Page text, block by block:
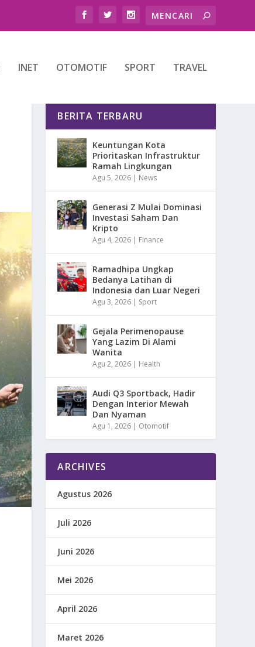
INET OTOMOTIF SPORT TRAVEL
BERITA TERBARU
Keuntungan Kota
Prioritaskan Infrastruktur
Ramah Lingkungan
Agu 5, 2026 | News
Generasi Z Mulai Dominasi
Investasi Saham Dan
Kripto
Agu 4, 2026 | Finance
Ramadhipa Ungkap
Bedanya Latihan di
Indonesia dan Luar Negeri
Agu 3, 2026 | Sport
Gejala Perimenopause
Yang Lazim Di Alami
Wanita
Agu 2, 2026 | Health
Audi Q3 Sportback, Hadir
Dengan Interior Mewah
Dan Nyaman
Agu 1, 2026 | Otomotif
ARCHIVES
Agustus 2026
Juli 2026
Juni 2026
Mei 2026
April 2026
Maret 2026